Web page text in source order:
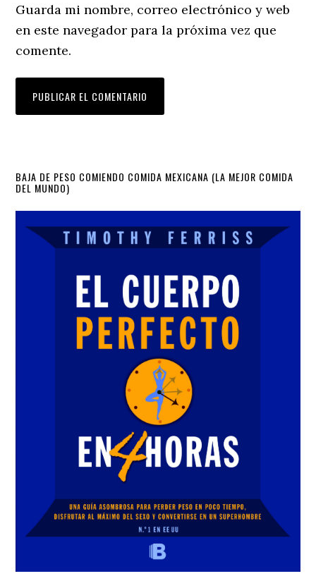
Guarda mi nombre, correo electrónico y web
en este navegador para la próxima vez que
comente.
Primary
Sidebar
BAJA DE PESO COMIENDO COMIDA MEXICANA (LA MEJOR COMIDA
DEL MUNDO)